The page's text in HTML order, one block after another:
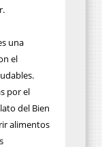
una
el
por el
del Bien
alimentos